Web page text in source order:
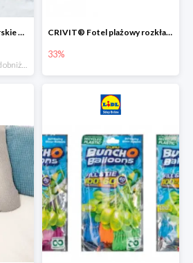
CRIVIT® Spodnie narciarskie dziewczęce
*najniższa cena z 30 dni przed obniżką
CRIVIT® Fotel plażowy rozkładany / Brodzik dziecięcy
33%